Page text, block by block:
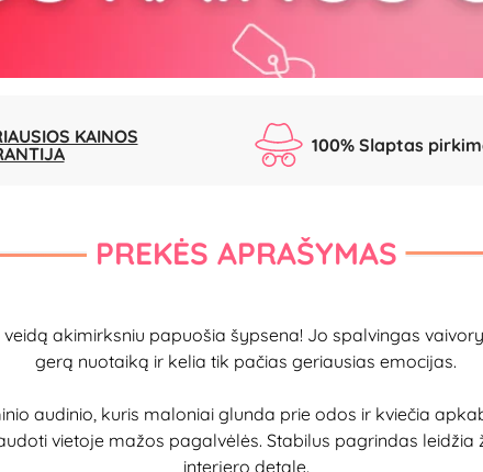
KAINOS
100% Slaptas
PREKĖS APRAŠYMAS
akimirksniu papuošia šypsena! Jo spalvingas
gerą nuotaiką ir kelia tik pačias geriausias emocijas.
audinio, kuris maloniai glunda prie odos ir kviečia
vietoje mažos pagalvėlės. Stabilus pagrindas
interjero detale.